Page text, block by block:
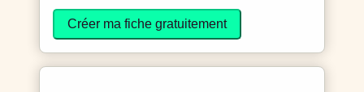
Créer ma fiche gratuitement